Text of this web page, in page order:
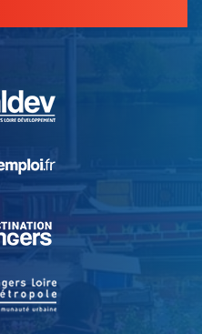
, Ouvre une nouvelle
, Ouvre une nouvelle